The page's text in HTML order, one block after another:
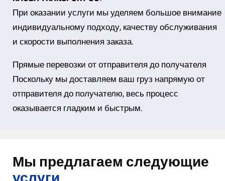
При оказании услуги мы уделяем большое внимание
индивидуальному подходу, качеству обслуживания
и скорости выполнения заказа.
Прямые перевозки от отправителя до получателя
Поскольку мы доставляем ваш груз напрямую от
отправителя до получателю, весь процесс
оказывается гладким и быстрым.
Мы предлагаем следующие
услуги